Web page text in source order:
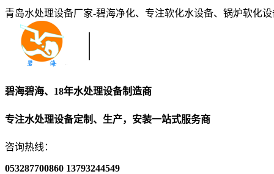
青岛水处理设备厂家-碧海净化、专注软化水设备、锅炉软化
碧海碧海、18年水处理设备制造商
专注水处理设备定制、生产，安装一站式服务商
咨询热线：
053287700860 13793244549